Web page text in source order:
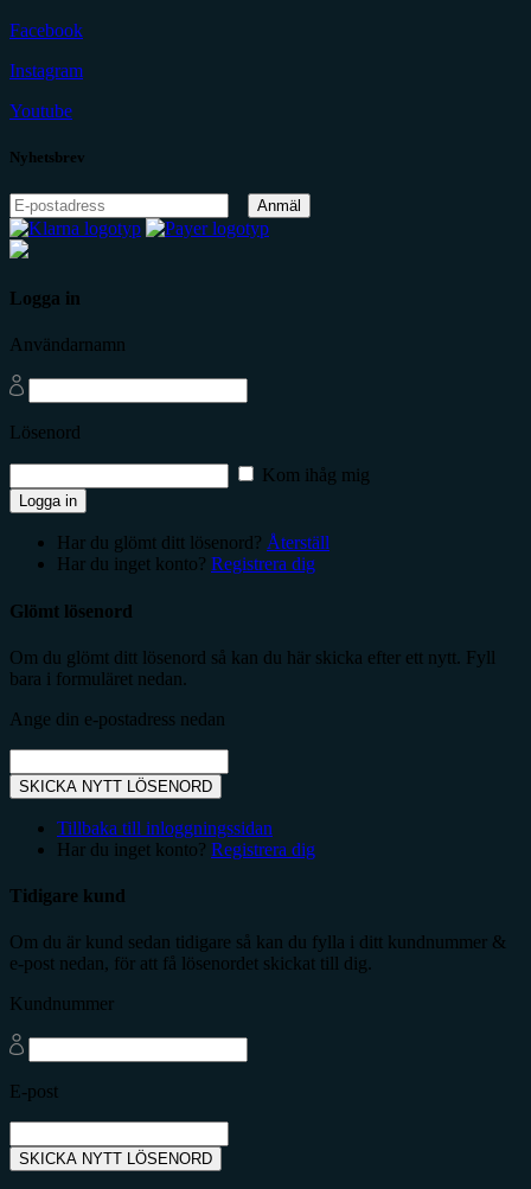
Facebook
Instagram
Youtube
Nyhetsbrev
Anmäl
Logga in
Användarnamn
Lösenord
Kom ihåg mig
Logga in
Har du glömt ditt lösenord? Återställ
Har du inget konto? Registrera dig
Glömt lösenord
Om du glömt ditt lösenord så kan du här skicka efter ett nytt. Fyll
bara i formuläret nedan.
Ange din e-postadress nedan
SKICKA NYTT LÖSENORD
Tillbaka till inloggningssidan
Har du inget konto? Registrera dig
Tidigare kund
Om du är kund sedan tidigare så kan du fylla i ditt kundnummer &
e-post nedan, för att få lösenordet skickat till dig.
Kundnummer
E-post
SKICKA NYTT LÖSENORD